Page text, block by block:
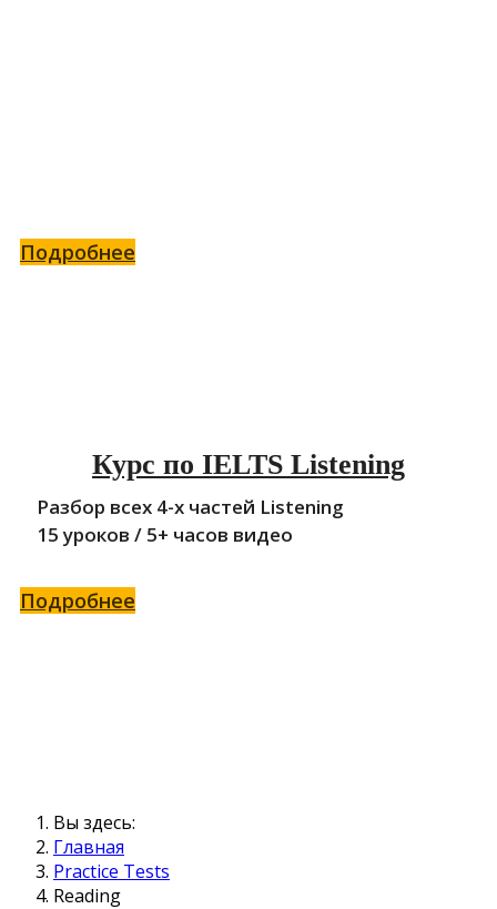
Подробнее
Курс по IELTS Listening
Разбор всех 4-x частей Listening
15 уроков / 5+ часов видео
Подробнее
Вы здесь:
Главная
Practice Tests
Reading